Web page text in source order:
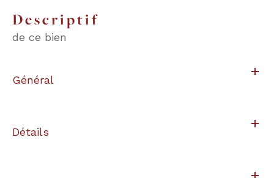
descriptif
de ce bien
Général
Détails